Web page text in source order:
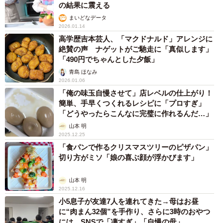
の結果に震える
まいどなデータ
2026.01.14
高学歴吉本芸人、「マクドナルド」アレンジに
絶賛の声 ナゲットがご馳走に「真似します」
「490円でちゃんとした夕飯」
青島 ほなみ
2026.01.06
「俺の味玉自慢させて」店レベルの仕上がり！
簡単、手早くつくれるレシピに「プロすぎ」
「どうやったらこんなに完璧に作れるんだ…」
山本 明
2025.12.25
「食パンで作るクリスマスツリーのピザパン」
切り方がミソ「娘の喜ぶ顔が浮かびます」
山本 明
2025.12.16
小5息子が友達7人を連れてきた→母はお昼
に“肉まん32個”を手作り、さらに3時のおやつ